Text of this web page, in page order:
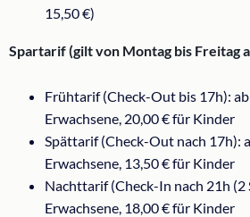
15,50 €)
Spartarif (gilt von Montag bis Freitag
Frühtarif (Check-Out bis 17h):
Erwachsene, 20,00 € für Kinder
Spättarif (Check-Out nach 17h):
Erwachsene, 13,50 € für Kinder
Nachttarif (Check-In nach 21h (2
Erwachsene, 18,00 € für Kinder